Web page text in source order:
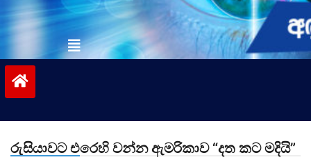
රුසියාවට එරෙහි වන්න ඇමරිකාව “දත කට මදියි”